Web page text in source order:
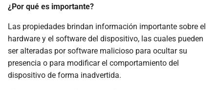
¿Por qué es importante?
Las propiedades brindan información importante sobre el
hardware y el software del dispositivo, las cuales pueden
ser alteradas por software malicioso para ocultar su
presencia o para modificar el comportamiento del
dispositivo de forma inadvertida.